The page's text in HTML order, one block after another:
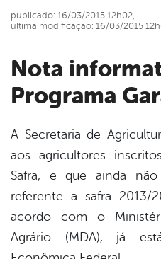
Nota informativa –
Programa
publicado: 16/03/2015 12h02,
última modificação: 16/03/2015
A Secretaria de
aos agricultores
Safra, e que ainda
referente a safra 2013/
acordo com o
Agrário (MDA), já